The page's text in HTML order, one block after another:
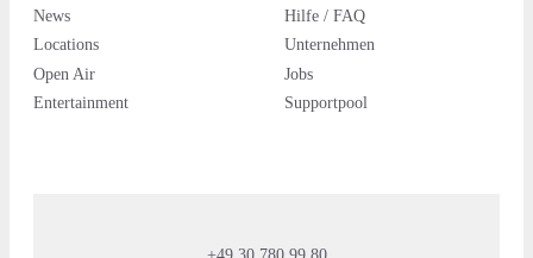
News
Locations
Open Air
Entertainment
Hilfe / FAQ
Unternehmen
Jobs
Supportpool